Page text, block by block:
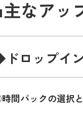
なアッ
ロップイ
間パックの選択